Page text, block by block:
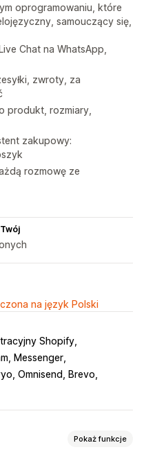
oprogramowaniu, które
samouczący się,
Chat na WhatsApp,
zwroty, za
produkt, rozmiary,
zakupowy:
rozmowę ze
na język Polski
Shopify
Messenger
Omnisend, Brevo
Pokaż funkcje